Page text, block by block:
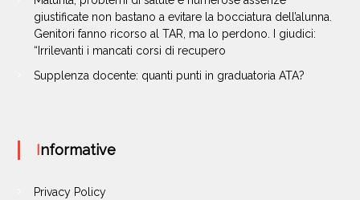
giustificate non bastano a evitare la bocciatura dell’alunna.
Genitori fanno ricorso al TAR, ma lo perdono. I giudici:
“Irrilevanti i mancati corsi di recupero
Supplenza docente: quanti punti in graduatoria ATA?
Informative
Privacy Policy